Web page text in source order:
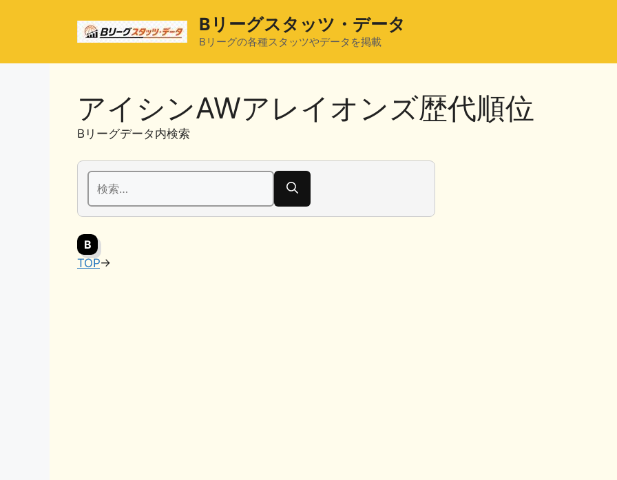
Bリーグスタッツ・データ
Bリーグの各種スタッツやデータを掲載
アイシンAWアレイオンズ歴代順位
Bリーグデータ内検索
検
索:
B
TOP→